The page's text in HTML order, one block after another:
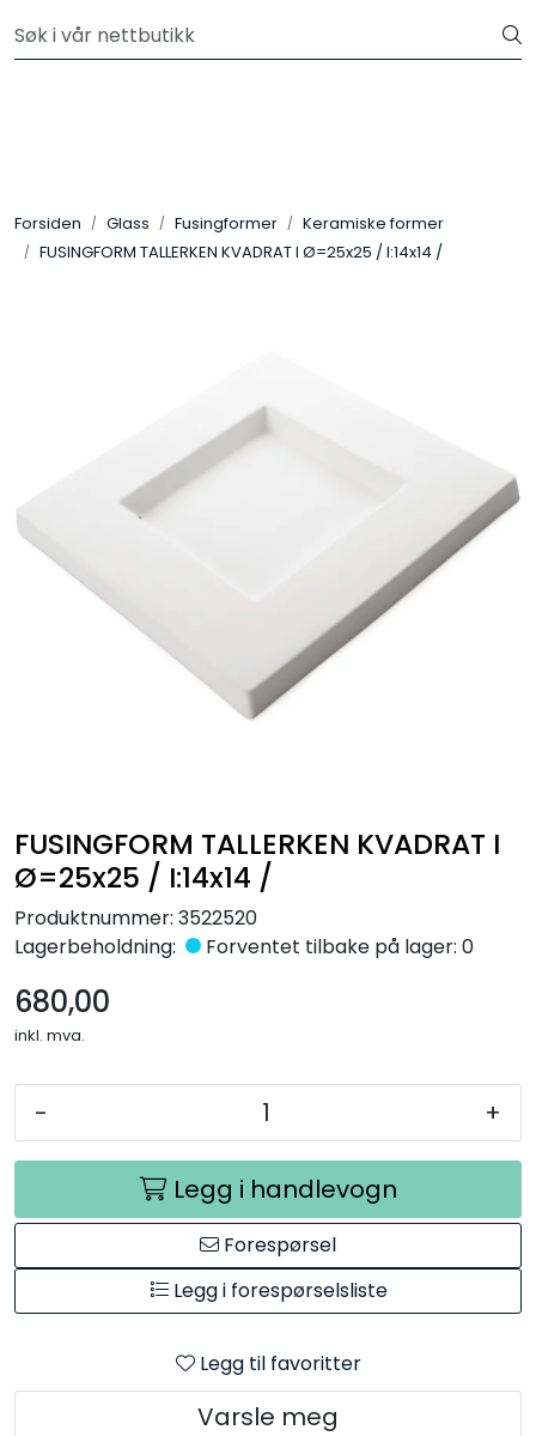
Velkommen til vår nye nettbutikk! Besøk Min side for mer
Forsiden Glass Fusingformer
Keramiske former
FUSINGFORM TALLERKEN KVADRAT I Ø=25x25 / I:14x14 /
FUSINGFORM TALLERKEN KVADRAT I
Ø=25x25 / I:14x14 /
Produktnummer: 3522520
Lagerbeholdning:
Forventet tilbake på lager: 0
680,00
inkl. mva.
- +
Legg i handlevogn
Forespørsel
Legg i forespørselsliste
Legg til favoritter
Varsle meg
Pulverglasur
Råmaterialer
Gipsformer